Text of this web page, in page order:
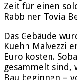
Zeit für einen
Rabbiner Tovia
Das Gebäude
Kuehn Malvezzi
Euro kosten.
gesammelt
Bau beginnen –